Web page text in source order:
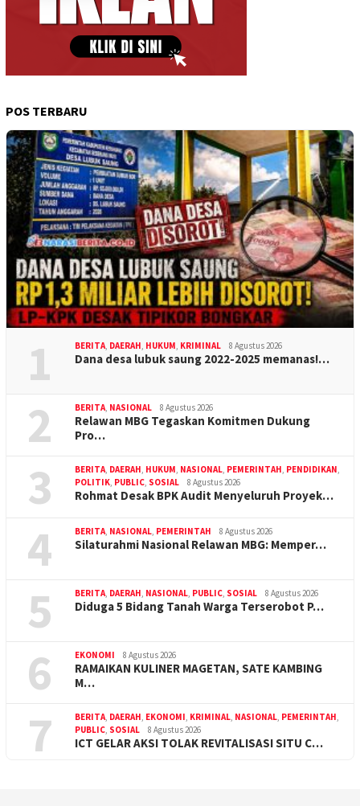
POS TERBARU
1 BERITA DAERAH HUKUM KRIMINAL 8 Agustus 2026
Dana desa lubuk saung 2022-2025 memanas!…
2 BERITA NASIONAL 8 Agustus 2026
Relawan MBG Tegaskan Komitmen Dukung
Pro…
3 BERITA DAERAH HUKUM NASIONAL PEMERINTAH PENDIDIKAN
POLITIK PUBLIC SOSIAL 8 Agustus 2026
Rohmat Desak BPK Audit Menyeluruh Proyek…
4 BERITA NASIONAL PEMERINTAH 8 Agustus 2026
Silaturahmi Nasional Relawan MBG: Memper…
5 BERITA DAERAH NASIONAL PUBLIC SOSIAL 8 Agustus 2026
Diduga 5 Bidang Tanah Warga Terserobot P…
6 EKONOMI 8 Agustus 2026
RAMAIKAN KULINER MAGETAN, SATE KAMBING
M…
7 BERITA DAERAH EKONOMI KRIMINAL NASIONAL PEMERINTAH
PUBLIC SOSIAL 8 Agustus 2026
ICT GELAR AKSI TOLAK REVITALISASI SITU C…